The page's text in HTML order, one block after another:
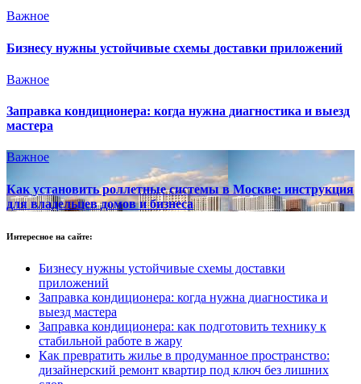
Важное
Бизнесу нужны устойчивые схемы доставки приложений
Важное
Заправка кондиционера: когда нужна диагностика и выезд
мастера
Важное
Как установить роллетные системы в Москве: инструкция
для владельцев домов и бизнеса
Интересное на сайте:
Бизнесу нужны устойчивые схемы доставки
приложений
Заправка кондиционера: когда нужна диагностика и
выезд мастера
Заправка кондиционера: как подготовить технику к
стабильной работе в жару
Как превратить жилье в продуманное пространство:
дизайнерский ремонт квартир под ключ без лишних